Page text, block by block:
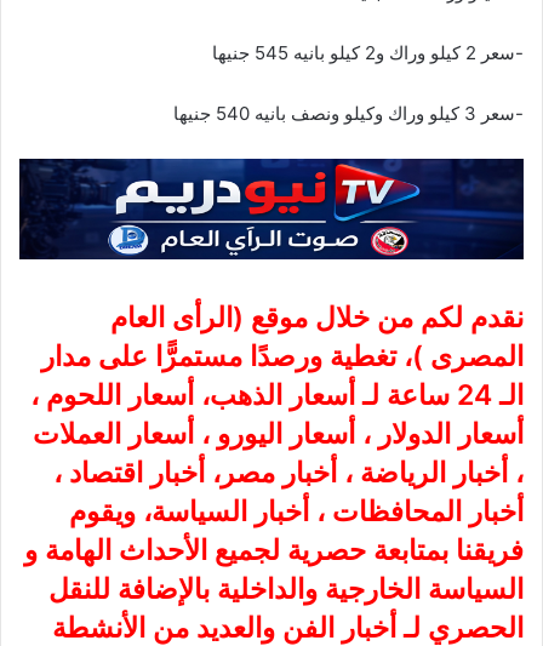
-سعر 2 كيلو وراك و2 كيلو بانيه 545 جنيها
-سعر 3 كيلو وراك وكيلو ونصف بانيه 540 جنيها
نقدم لكم من خلال موقع (الرأى العام
المصرى )، تغطية ورصدًا مستمرًّا على مدار
الـ 24 ساعة لـ أسعار الذهب، أسعار اللحوم ،
أسعار الدولار ، أسعار اليورو ، أسعار العملات
، أخبار الرياضة ، أخبار مصر، أخبار اقتصاد ،
أخبار المحافظات ، أخبار السياسة، ويقوم
فريقنا بمتابعة حصرية لجميع الأحداث الهامة و
السياسة الخارجية والداخلية بالإضافة للنقل
الحصري لـ أخبار الفن والعديد من الأنشطة